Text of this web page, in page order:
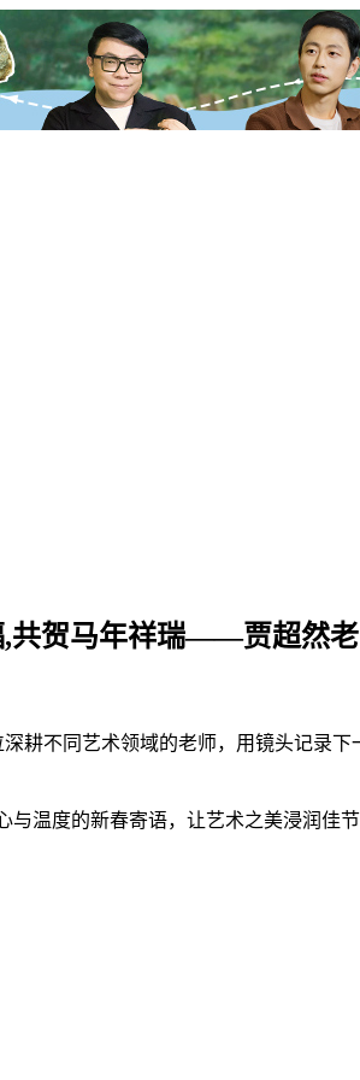
,共贺马年祥瑞——贾超然
耕不同艺术领域的老师，用镜头记录
温度的新春寄语，让艺术之美浸润佳